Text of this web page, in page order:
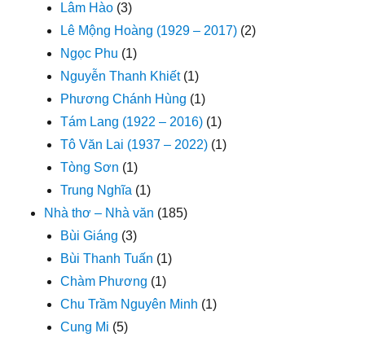
Lâm Hào (3)
Lê Mộng Hoàng (1929 – 2017) (2)
Ngọc Phu (1)
Nguyễn Thanh Khiết(1)
Phương Chánh Hùng (1)
Tám Lang (1922 – 2016) (1)
Tô Văn Lai (1937 – 2022) (1)
Tòng Sơn (1)
Trung Nghĩa (1)
Nhà thơ – Nhà văn (185)
Bùi Giáng (3)
Bùi Thanh Tuấn (1)
Chàm Phương (1)
Chu Trầm Nguyên Minh (1)
Cung Mi (5)